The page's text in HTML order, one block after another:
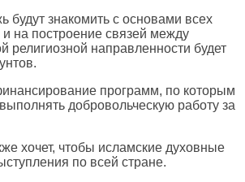
будут знакомить с основами всех
на построение связей между
религиозной направленности будет
программ, по которым
добровольческую работу за
хочет, чтобы исламские духовные
по всей стране.